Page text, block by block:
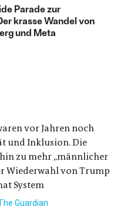
Parade zur
krasse Wandel von
und Meta
vor Jahren noch
und Inklusion. Die
zu mehr „männlicher
Wiederwahl von Trump
System
Guardian